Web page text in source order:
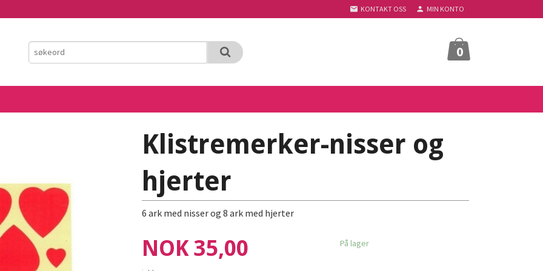
KONTAKT OSS MIN KONTO
0
Klistremerker-nisser og
hjerter
6 ark med nisser og 8 ark med hjerter
Pris
NOK35,00 På lager